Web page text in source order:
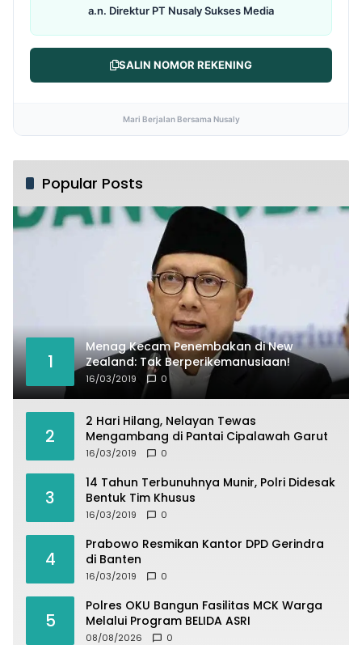
a.n. Direktur PT Nusaly Sukses Media
SALIN NOMOR REKENING
Mari Berjalan Bersama Nusaly
Popular Posts
1
Menag Kecam Penembakan di New
Zealand: Tak Berperikemanusiaan!
16/03/2019 0
2
2 Hari Hilang, Nelayan Tewas
Mengambang di Pantai Cipalawah Garut
16/03/2019 0
3
14 Tahun Terbunuhnya Munir, Polri Didesak
Bentuk Tim Khusus
16/03/2019 0
4
Prabowo Resmikan Kantor DPD Gerindra
di Banten
16/03/2019 0
5
Polres OKU Bangun Fasilitas MCK Warga
Melalui Program BELIDA ASRI
08/08/2026 0